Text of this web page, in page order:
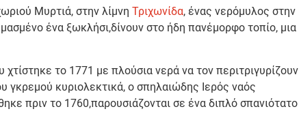
Μυρτιά, στην λίμνη Τριχωνίδα, ένας νερόμυλος στην
ένα ξωκλήσι,δίνουν στο ήδη πανέμορφο τοπίο, μια
το 1771 με πλούσια νερά να τον περιτριγυρίζουν
γκρεμού κυριολεκτικά, ο σπηλαιώδης Ιερός ναός
πριν το 1760,παρουσιάζονται σε ένα διπλό σπανιότατο